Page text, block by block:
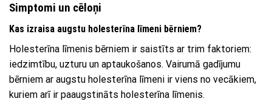
Simptomi un cēloņi
Kas izraisa augstu holesterīna līmeni bērniem?
Holesterīna līmenis bērniem ir saistīts ar trim faktoriem:
iedzimtību, uzturu un aptaukošanos. Vairumā gadījumu
bērniem ar augstu holesterīna līmeni ir viens no vecākiem,
kuriem arī ir paaugstināts holesterīna līmenis.